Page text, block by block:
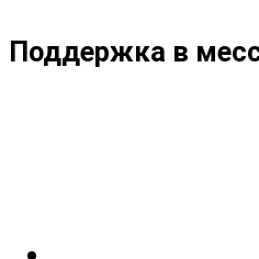
Поддержка в